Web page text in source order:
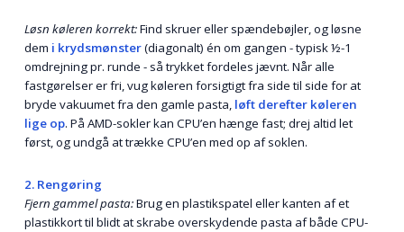
Løsn køleren korrekt:Find skruer eller spændebøjler, og løsne
dem i krydsmønster(diagonalt) én om gangen - typisk ½-1
omdrejning pr. runde - så trykket fordeles jævnt. Når alle
fastgørelser er fri, vug køleren forsigtigt fra side til side for at
bryde vakuumet fra den gamle pasta, løft derefter køleren
lige op. På AMD-sokler kan CPU’en hænge fast; drej altid let
først, og undgå at trække CPU’en med op af soklen.
2. Rengøring
Fjern gammel pasta:Brug en plastikspatel eller kanten af et
plastikkort til blidt at skrabe overskydende pasta af både CPU-